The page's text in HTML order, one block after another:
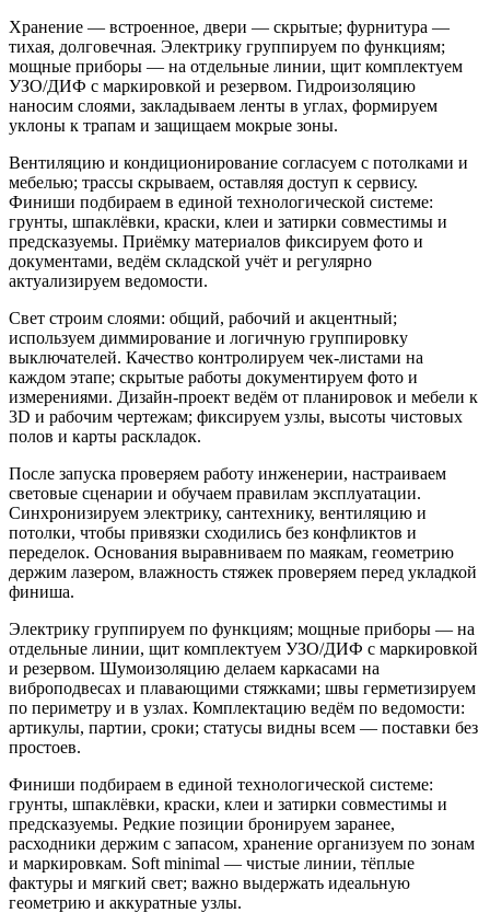
Хранение — встроенное, двери — скрытые; фурнитура —
тихая, долговечная. Электрику группируем по функциям;
мощные приборы — на отдельные линии, щит комплектуем
УЗО/ДИФ с маркировкой и резервом. Гидроизоляцию
наносим слоями, закладываем ленты в углах, формируем
уклоны к трапам и защищаем мокрые зоны.
Вентиляцию и кондиционирование согласуем с потолками и
мебелью; трассы скрываем, оставляя доступ к сервису.
Финиши подбираем в единой технологической системе:
грунты, шпаклёвки, краски, клеи и затирки совместимы и
предсказуемы. Приёмку материалов фиксируем фото и
документами, ведём складской учёт и регулярно
актуализируем ведомости.
Свет строим слоями: общий, рабочий и акцентный;
используем диммирование и логичную группировку
выключателей. Качество контролируем чек‑листами на
каждом этапе; скрытые работы документируем фото и
измерениями. Дизайн‑проект ведём от планировок и мебели к
3D и рабочим чертежам; фиксируем узлы, высоты чистовых
полов и карты раскладок.
После запуска проверяем работу инженерии, настраиваем
световые сценарии и обучаем правилам эксплуатации.
Синхронизируем электрику, сантехнику, вентиляцию и
потолки, чтобы привязки сходились без конфликтов и
переделок. Основания выравниваем по маякам, геометрию
держим лазером, влажность стяжек проверяем перед укладкой
финиша.
Электрику группируем по функциям; мощные приборы — на
отдельные линии, щит комплектуем УЗО/ДИФ с маркировкой
и резервом. Шумоизоляцию делаем каркасами на
виброподвесах и плавающими стяжками; швы герметизируем
по периметру и в узлах. Комплектацию ведём по ведомости:
артикулы, партии, сроки; статусы видны всем — поставки без
простоев.
Финиши подбираем в единой технологической системе:
грунты, шпаклёвки, краски, клеи и затирки совместимы и
предсказуемы. Редкие позиции бронируем заранее,
расходники держим с запасом, хранение организуем по зонам
и маркировкам. Soft minimal — чистые линии, тёплые
фактуры и мягкий свет; важно выдержать идеальную
геометрию и аккуратные узлы.